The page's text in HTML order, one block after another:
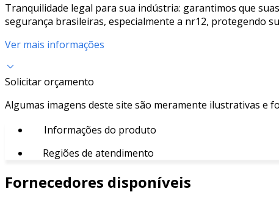
Tranquilidade legal para sua indústria: garantimos que
segurança brasileiras, especialmente a nr12, protegendo
Ver mais informações
Solicitar orçamento
Algumas imagens deste site são meramente ilustrativas e
Informações do produto
Regiões de atendimento
Fornecedores disponíveis